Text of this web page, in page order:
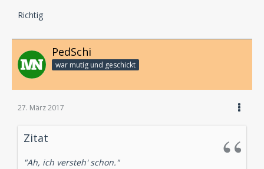
Richtig
PedSchi
war mutig und geschickt
27. März 2017
Zitat
"Ah, ich versteh' schon."